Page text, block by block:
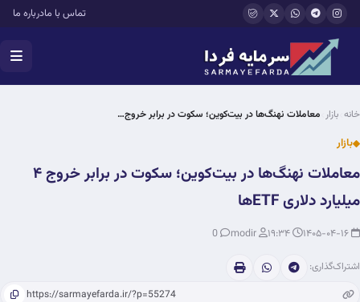
رفتن به محتوای اصلی تماس با مادرباره ما
خانه بازار معاملات نهنگ‌ها در بیت‌کوین؛ سکوت در برابر خروج…
بازار
معاملات نهنگ‌ها در بیت‌کوین؛ سکوت در برابر خروج ۴
میلیارد دلاری ETFها
اشتراک‌گذاری: